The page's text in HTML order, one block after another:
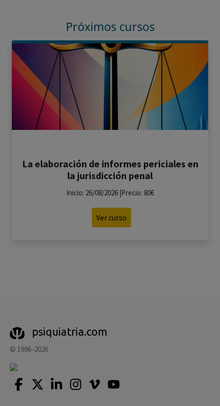
Próximos cursos
La elaboración de informes periciales en
la jurisdicción penal
Inicio: 26/08/2026 |Precio: 80€
Ver curso
psiquiatria.com
© 1996–2026